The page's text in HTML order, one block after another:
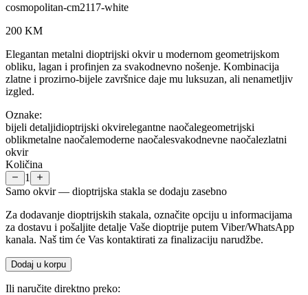
cosmopolitan-cm2117-white
200 KM
Elegantan metalni dioptrijski okvir u modernom geometrijskom
obliku, lagan i profinjen za svakodnevno nošenje. Kombinacija
zlatne i prozirno-bijele završnice daje mu luksuzan, ali nenametljiv
izgled.
Oznake:
bijeli detaljidioptrijski okvirelegantne naočalegeometrijski
oblikmetalne naočalemoderne naočalesvakodnevne naočalezlatni
okvir
Količina
1
Samo okvir — dioptrijska stakla se dodaju zasebno
Za dodavanje dioptrijskih stakala, označite opciju u informacijama
za dostavu i pošaljite detalje Vaše dioptrije putem Viber/WhatsApp
kanala. Naš tim će Vas kontaktirati za finalizaciju narudžbe.
Dodaj u korpu
Ili naručite direktno preko: